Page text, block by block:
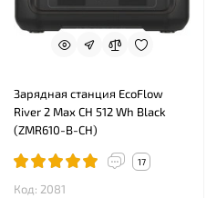
Зарядная станция EcoFlow
River 2 Max CH 512 Wh Black
(ZMR610-B-CH)
17
Код: 2081